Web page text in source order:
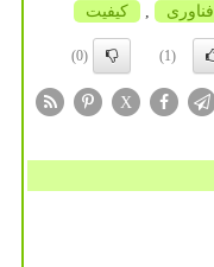
فناوری كیفیت
(1)
(0)
X